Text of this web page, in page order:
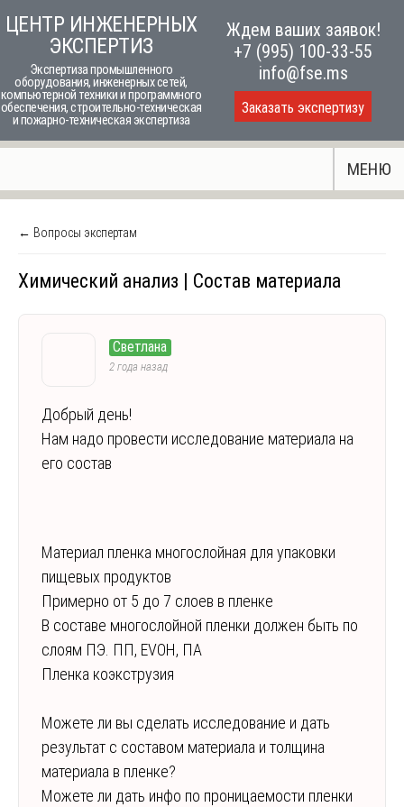
to
content
ЦЕНТР ИНЖЕНЕРНЫХ
ЭКСПЕРТИЗ
Экспертиза промышленного
оборудования, инженерных сетей,
компьютерной техники и программного
обеспечения, строительно-техническая
и пожарно-техническая экспертиза
Ждем ваших заявок!
+7 (995) 100-33-55
info@fse.ms
Заказать экспертизу
МЕНЮ
← Вопросы экспертам
Химический анализ | Состав материала
Светлана
2 года назад
Добрый день!
Нам надо провести исследование материала на
его состав
Материал пленка многослойная для упаковки
пищевых продуктов
Примерно от 5 до 7 слоев в пленке
В составе многослойной пленки должен быть по
слоям ПЭ. ПП, EVOH, ПА
Пленка коэкструзия
Можете ли вы сделать исследование и дать
результат с составом материала и толщина
материала в пленке?
Можете ли дать инфо по проницаемости пленки